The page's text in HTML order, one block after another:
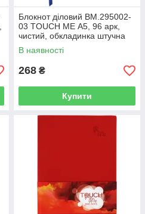
Блокнот діловий BM.295002-
03 TOUCH ME А5, 96 арк,
чистий, обкладинка штучна
шкіра, т.-синій (50)
В наявності
268 ₴
Купити